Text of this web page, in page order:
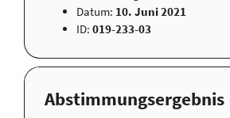
Datum: 10. Juni 2021
ID: 019-233-03
Abstimmungsergebnis